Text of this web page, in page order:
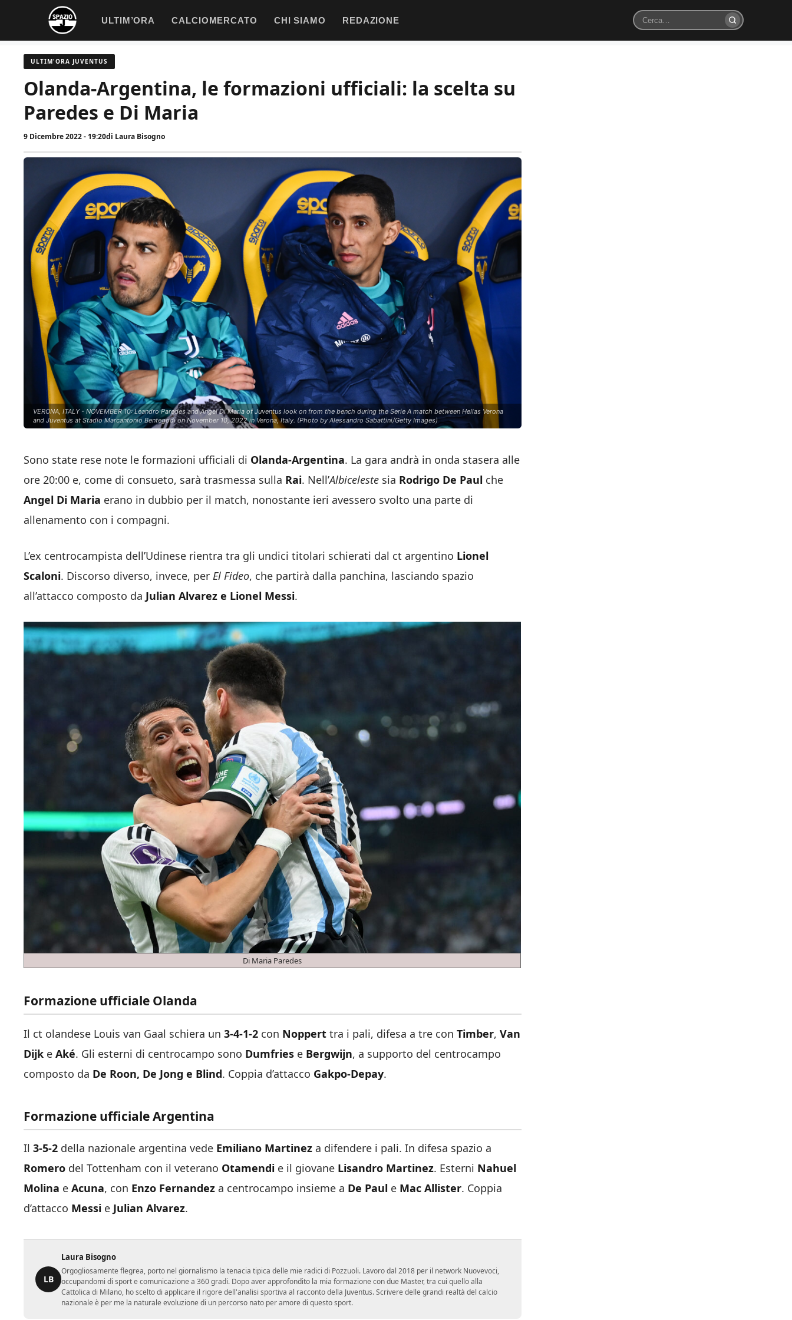
contenuto
ULTIM’ORA CALCIOMERCATO CHI SIAMO REDAZIONE
Cerca
ULTIM'ORA JUVENTUS
Olanda-Argentina, le formazioni ufficiali: la scelta su
Paredes e Di Maria
9 Dicembre 2022 - 19:20di Laura Bisogno
VERONA, ITALY - NOVEMBER 10: Leandro Paredes and Angel Di Maria of Juventus look on from the bench during the Serie A match between Hellas Verona
and Juventus at Stadio Marcantonio Bentegodi on November 10, 2022 in Verona, Italy. (Photo by Alessandro Sabattini/Getty Images)
Sono state rese note le formazioni ufficiali di Olanda-Argentina. La gara andrà in onda stasera alle
ore 20:00 e, come di consueto, sarà trasmessa sulla Rai. Nell’Albiceleste sia Rodrigo De Paul che
Angel Di Maria erano in dubbio per il match, nonostante ieri avessero svolto una parte di
allenamento con i compagni.
L’ex centrocampista dell’Udinese rientra tra gli undici titolari schierati dal ct argentino Lionel
Scaloni. Discorso diverso, invece, per El Fideo, che partirà dalla panchina, lasciando spazio
all’attacco composto da Julian Alvarez e Lionel Messi.
Di Maria Paredes
Formazione ufficiale Olanda
Il ct olandese Louis van Gaal schiera un 3-4-1-2 con Noppert tra i pali, difesa a tre con Timber, Van
Dijk e Aké. Gli esterni di centrocampo sono Dumfries e Bergwijn, a supporto del centrocampo
composto da De Roon, De Jong e Blind. Coppia d’attacco Gakpo-Depay.
Formazione ufficiale Argentina
Il 3-5-2 della nazionale argentina vede Emiliano Martinez a difendere i pali. In difesa spazio a
Romero del Tottenham con il veterano Otamendi e il giovane Lisandro Martinez. Esterni Nahuel
Molina e Acuna, con Enzo Fernandez a centrocampo insieme a De Paul e Mac Allister. Coppia
d’attacco Messi e Julian Alvarez.
LB
Laura Bisogno
Orgogliosamente flegrea, porto nel giornalismo la tenacia tipica delle mie radici di Pozzuoli. Lavoro dal 2018 per il network Nuovevoci,
occupandomi di sport e comunicazione a 360 gradi. Dopo aver approfondito la mia formazione con due Master, tra cui quello alla
Cattolica di Milano, ho scelto di applicare il rigore dell'analisi sportiva al racconto della Juventus. Scrivere delle grandi realtà del calcio
nazionale è per me la naturale evoluzione di un percorso nato per amore di questo sport.